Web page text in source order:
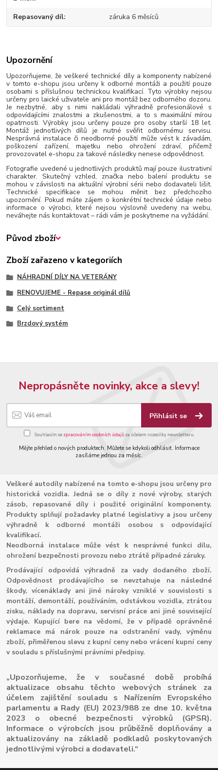
Repasovaný díl záruka 6 měsíců
Upozornění
Upozorňujeme, že veškeré technické díly a komponenty nabízené
v tomto e-shopu jsou určeny k odborné montáži a použití pouze
osobami s příslušnou technickou kvalifikací. Tyto výrobky nejsou
určeny pro laické uživatele ani pro montáž bez odborného dozoru.
Je nezbytné, aby s nimi nakládali výhradně profesionálové s
odpovídajícími znalostmi a zkušenostmi, a to s maximální mírou
opatrnosti. Výrobky jsou určeny pouze pro osoby starší 18 let.
Montáž jednotlivých dílů je nutné svěřit odbornému servisu.
Nesprávná instalace či neodborné použití může vést k závadám,
poškození zařízení, majetku nebo ohrožení zdraví, přičemž
provozovatel e-shopu za takové následky nenese odpovědnost.
Fotografie uvedené u jednotlivých produktů mají pouze ilustrativní
charakter. Skutečný vzhled, značka nebo balení produktu se
mohou v závislosti na aktuální výrobní sérii nebo dodavateli lišit.
Technické specifikace se mohou měnit bez předchozího
upozornění. Pokud máte zájem o konkrétní technické údaje nebo
informace o výrobci, které nejsou výslovně uvedeny na webu,
neváhejte nás kontaktovat – rádi vám je poskytneme na vyžádání.
Původ zboží
Zboží zařazeno v kategoriích
NÁHRADNÍ DÍLY NA VETERÁNY
RENOVUJEME - Repase originál dílů
Celý sortiment
Brzdový systém
Nepropásněte novinky, akce a slevy!
Přihlásit se
Souhlasím se zpracováním osobních údajůza účelem rozesílky newsletteru.
Mějte přehled o nových produktech. Můžete se kdykoli odhlásit. Informace
zasíláme jednou za měsíc.
Veškeré autodíly nabízené na tomto e-shopu jsou určeny pro
historická vozidla. Jedná se o díly z nové výroby, starých
zásob, repasované díly i použité originální komponenty.
Produkty splňují požadavky platné legislativy a jsou určeny
výhradně k odborné montáži osobou s odpovídající
kvalifikací.
Neodborná instalace může vést k nesprávné funkci dílu,
ohrožení bezpečnosti provozu nebo ztrátě případné záruky.
Prodávající odpovídá výhradně za vady dodaného zboží.
Odpovědnost prodávajícího se nevztahuje na následné
škody, vícenáklady ani jiné nároky vzniklé v souvislosti s
montáží, demontáží, používáním, odstávkou vozidla, ztrátou
zisku, náklady na dopravu, servisní práce ani jiné související
výdaje. Kupující bere na vědomí, že v případě oprávněné
reklamace má nárok pouze na odstranění vady, výměnu
zboží, přiměřenou slevu z kupní ceny nebo vrácení kupní ceny
v souladu s příslušnými právními předpisy.
„Upozorňujeme, že v současné době probíhá
aktualizace obsahu těchto webových stránek za
účelem zajištění souladu s Nařízením Evropského
parlamentu a Rady (EU) 2023/988 ze dne 10. května
2023 o obecné bezpečnosti výrobků (GPSR).
Informace o výrobcích jsou průběžně doplňovány a
aktualizovány na základě podkladů poskytovaných
jednotlivými výrobci a dodavateli.“